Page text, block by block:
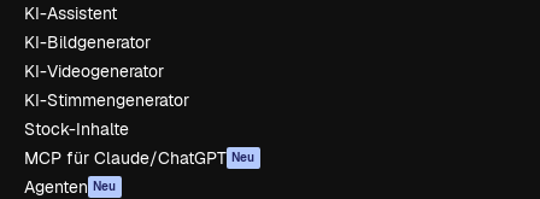
KI-Assistent
KI-Bildgenerator
KI-Videogenerator
KI-Stimmengenerator
Stock-Inhalte
MCP für Claude/ChatGPT Neu
Agenten Neu